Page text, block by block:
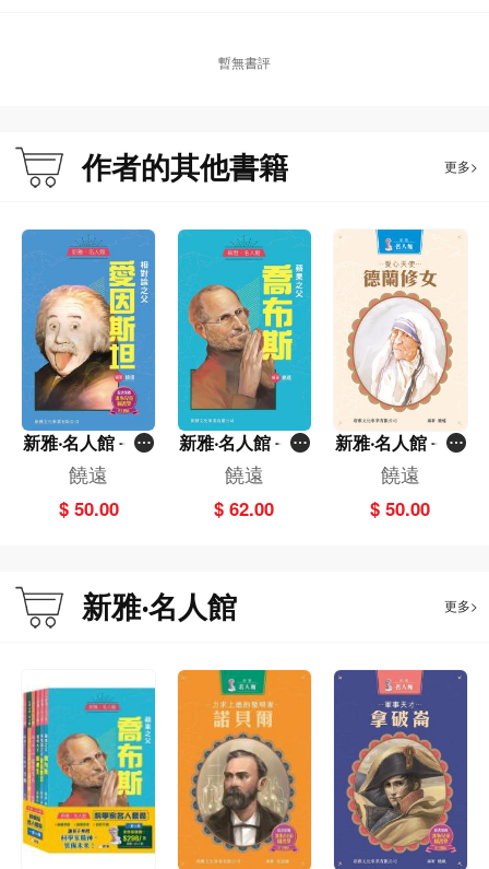
暫無書評
作者的其他書籍 更多>
新雅‧名人館－相
對論之父‧愛因斯
坦
饒遠
$ 50.00
新雅‧名人館－蘋
果之父‧喬布斯
饒遠
$ 62.00
新雅‧名人館－愛
心天使・德蘭修
女
饒遠
$ 50.00
新雅‧名人館 更多>